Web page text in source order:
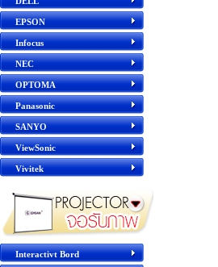
EPSON
Infocus
NEC
OPTOMA
Panasonic
SANYO
ViewSonic
Vivitek
Interactivt Bord